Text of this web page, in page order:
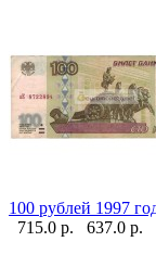
100 рублей 1997
715.0 р.
637.0 р.